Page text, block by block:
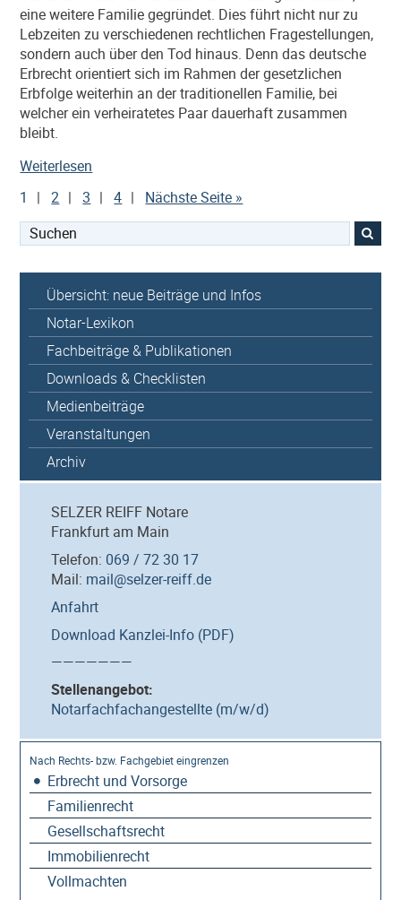
Europäische
Erbrechtsverordnung
(EuErbVO)“
eine weitere Familie gegründet. Dies führt nicht nur zu
Lebzeiten zu verschiedenen rechtlichen Fragestellungen,
sondern auch über den Tod hinaus. Denn das deutsche
Erbrecht orientiert sich im Rahmen der gesetzlichen
Erbfolge weiterhin an der traditionellen Familie, bei
welcher ein verheiratetes Paar dauerhaft zusammen
bleibt.
Weiterlesen
Vererben
in
der
1 2 3 4
Nächste Seite »
Suchen
Übersicht: neue Beiträge und Infos
Notar-Lexikon
Fachbeiträge & Publikationen
Downloads & Checklisten
Medienbeiträge
Veranstaltungen
Archiv
SELZER REIFF Notare
Frankfurt am Main
Telefon: 069 / 72 30 17
Mail: mail@selzer-reiff.de
Anfahrt
Download Kanzlei-Info (PDF)
———————
Stellenangebot:
Notarfachfachangestellte (m/w/d)
Erbrecht und Vorsorge
Familienrecht
Gesellschaftsrecht
Immobilienrecht
Vollmachten